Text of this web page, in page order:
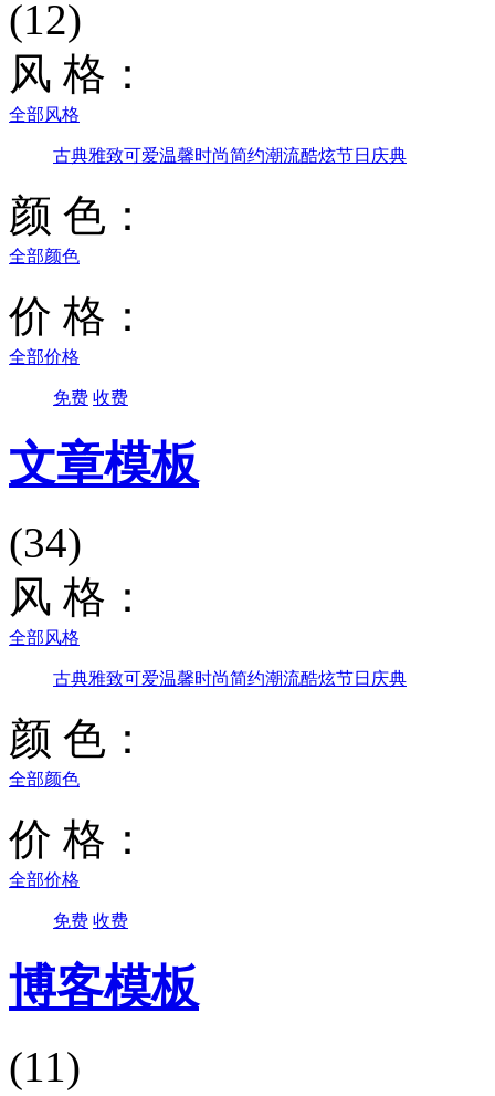
(12)
风 格：
全部风格
古典雅致可爱温馨时尚简约潮流酷炫节日庆典
颜 色：
全部颜色
价 格：
全部价格
免费 收费
文章模板
(34)
风 格：
全部风格
古典雅致可爱温馨时尚简约潮流酷炫节日庆典
颜 色：
全部颜色
价 格：
全部价格
免费 收费
博客模板
(11)